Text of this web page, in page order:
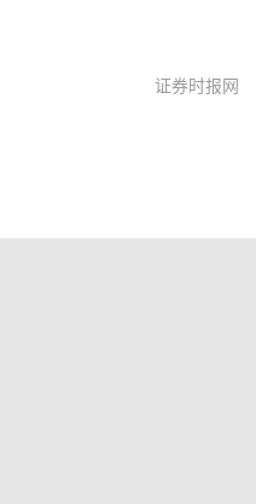
证券时报网